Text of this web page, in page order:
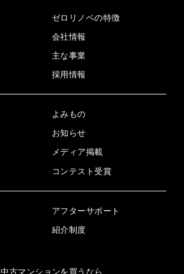
ゼロリノベの特徴
会社情報
主な事業
採用情報
よみもの
お知らせ
メディア掲載
コンテスト受賞
アフターサポート
紹介制度
中古マンションを買うなら